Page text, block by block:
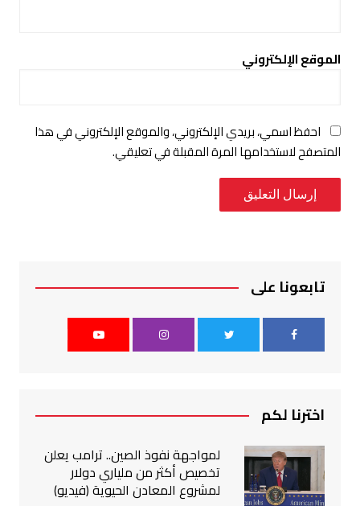
الموقع الإلكتروني
احفظ اسمي، بريدي الإلكتروني، والموقع الإلكتروني في هذا
المتصفح لاستخدامها المرة المقبلة في تعليقي.
تابعونا على
اخترنا لكم
لمواجهة نفوذ الصين.. ترامب يعلن
تخصيص أكثر من ملياري دولار
لمشروع المعادن الحيوية (فيديو)